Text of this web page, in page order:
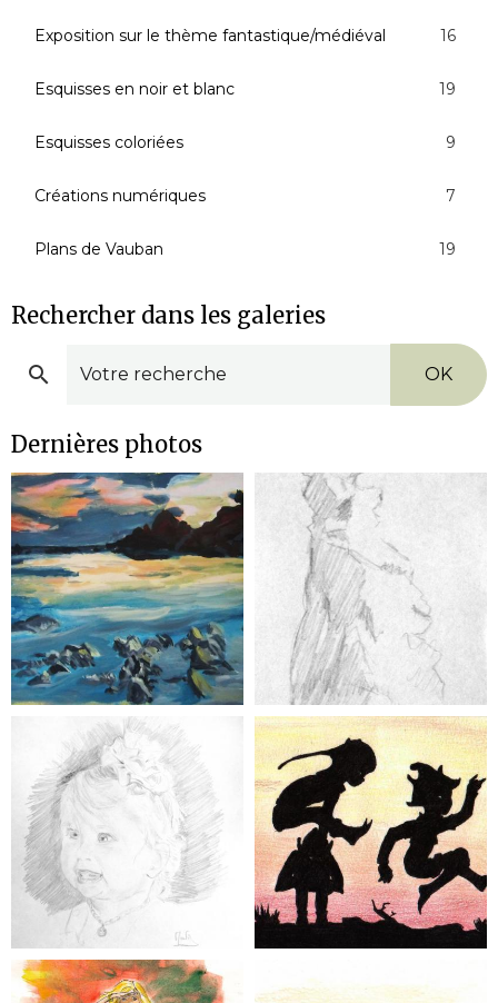
Exposition sur le thème fantastique/médiéval 16
Esquisses en noir et blanc 19
Esquisses coloriées 9
Créations numériques 7
Plans de Vauban 19
Rechercher dans les galeries
OK
Dernières photos